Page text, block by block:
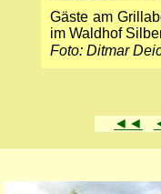
Gäste am
im Waldhof
Foto: Ditmar
◄◄